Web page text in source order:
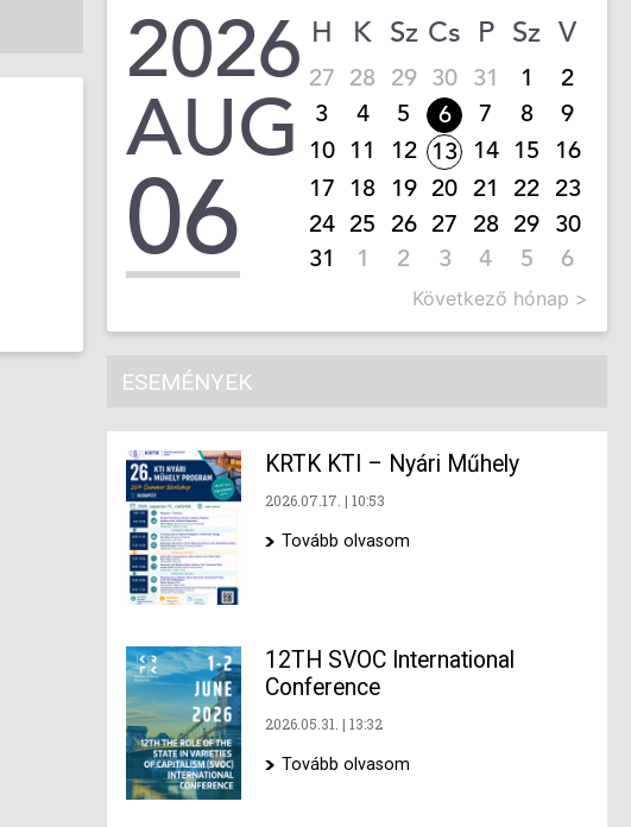
2026
AUG
06
H K Sz Cs P Sz V
27 28 29 30 31 1
2
3
4 5 6 7 8
9
10 11 12 13 14 15 16
17 18 19 20 21 22 23
24 25 26 27 28 29 30
31
1 2 3 4 5 6
Következő hónap >
ESEMÉNYEK
KRTK KTI – Nyári Műhely
2026.07.17. 10:53
Tovább olvasom
12TH SVOC International
Conference
2026.05.31. 13:32
Tovább olvasom